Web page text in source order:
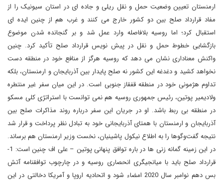
ارمنستان تعیین وضعیت حمل و نقل ریلی و جاده ای در استان سیونیک را از
مفاد قرارداد صلح بین دو کشور خارج می کنند و غرب هم از چنین ایده ای
استقبال کرد؛ اما روسیه بلافاصله وارد عمل شد و بر گنجانده شدن موضوع
بازگشایی خطوط حمل و نقل در پیش نویس قرارداد صلح تأکید کرد. چنین
واکنش معناداری نشان می دهد که روسیه هرگز از منافع خود در منطقه دست
نخواهد کشید و دغدغه این کشور نه صلح پایدار بین آذربایجان و ارمنستان، بلکه
تداوم هژمونی خود در منطقه قفقاز جنوبی است. در این میان سفر غیر منتطره
ولادیمیر پوتین، رئیس جمهوری روسیه هم نمی توانست با استراتژی کلی مسکو
در منطقه بی ربط باشد. او در جریان این سفر درباره روند مذاکرات صلح بین
آذربایجان و ارمنستان با همتای آذربایجانی خود به تبادل نظر پرداخت و قرار شد
نتیجه گفت‌وگوها را به اطلاع نیکول پاشینیان، نخست وزیر ارمنستان هم برساند.
در این زمینه گمانه زنی ها در باره توافق پنهانی پوتین – علی اف چنین است: 1-
قرارداد صلح باید با میانجیگری انحصاری روسیه و در چارچوب توافقنامه آتش
بس دهم نوامبر سال 2020 امضاء شود و اتحادیه اروپا و آمریکا دخالتی در این